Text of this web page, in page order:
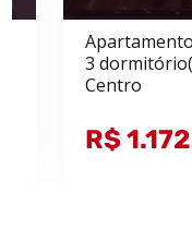
Apartamento
3
Centro
R$